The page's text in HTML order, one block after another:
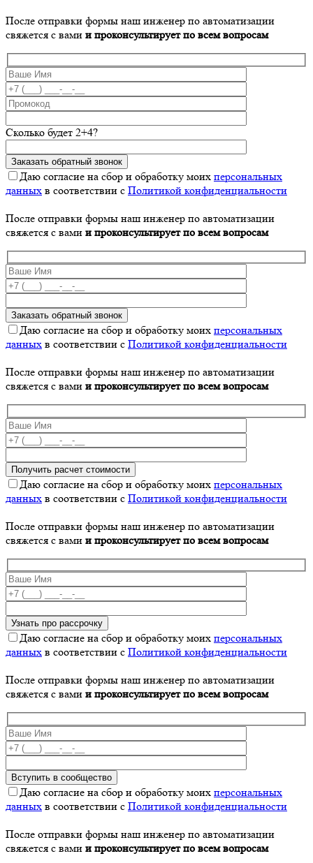
После отправки формы наш инженер по автоматизации
свяжется с вами и проконсультирует по всем вопросам
Сколько будет 2+4?
Даю согласие на сбор и обработку моих персональных
данных в соответствии с Политикой конфиденциальности
После отправки формы наш инженер по автоматизации
свяжется с вами и проконсультирует по всем вопросам
Даю согласие на сбор и обработку моих персональных
данных в соответствии с Политикой конфиденциальности
После отправки формы наш инженер по автоматизации
свяжется с вами и проконсультирует по всем вопросам
Даю согласие на сбор и обработку моих персональных
данных в соответствии с Политикой конфиденциальности
После отправки формы наш инженер по автоматизации
свяжется с вами и проконсультирует по всем вопросам
Даю согласие на сбор и обработку моих персональных
данных в соответствии с Политикой конфиденциальности
После отправки формы наш инженер по автоматизации
свяжется с вами и проконсультирует по всем вопросам
Даю согласие на сбор и обработку моих персональных
данных в соответствии с Политикой конфиденциальности
После отправки формы наш инженер по автоматизации
свяжется с вами и проконсультирует по всем вопросам